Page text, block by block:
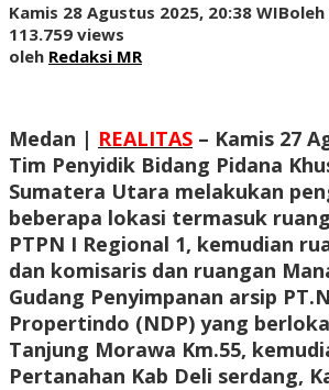
Kamis 28 Agustus 2025, 20:38 WIBoleh
113.759 views
oleh Redaksi MR
Medan | REALITAS – Kamis 27
Tim Penyidik Bidang Pidana
Sumatera Utara melakukan
beberapa lokasi termasuk
PTPN I Regional 1, kemudian
dan komisaris dan ruangan
Gudang Penyimpanan arsip
Propertindo (NDP) yang
Tanjung Morawa Km.55,
Pertanahan Kab Deli serdang,